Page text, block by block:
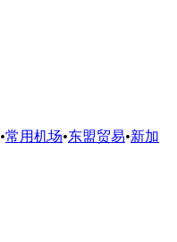
•常用机场•东盟贸易•新加